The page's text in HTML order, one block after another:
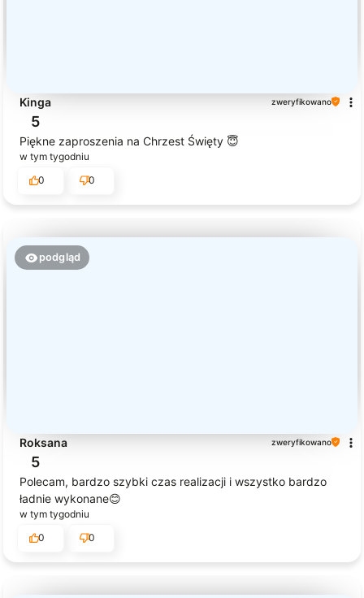
Kinga zweryfikowano
5
Piękne zaproszenia na Chrzest Święty 😇
w tym tygodniu
0
0
podgląd
Roksana zweryfikowano
5
Polecam, bardzo szybki czas realizacji i wszystko bardzo
ładnie wykonane😊
w tym tygodniu
0
0